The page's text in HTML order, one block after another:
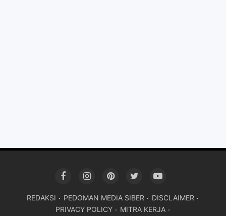
REDAKSI PEDOMAN MEDIA SIBER
DISCLAIMER
PRIVACY POLICY
MITRA KERJA